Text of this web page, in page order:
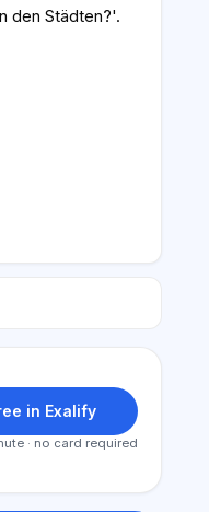
den Städten?'.
in Exalify
· no card required